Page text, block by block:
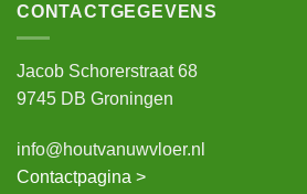
CONTACTGEGEVENS
Jacob Schorerstraat 68
9745 DB Groningen
info@houtvanuwvloer.nl
Contactpagina >